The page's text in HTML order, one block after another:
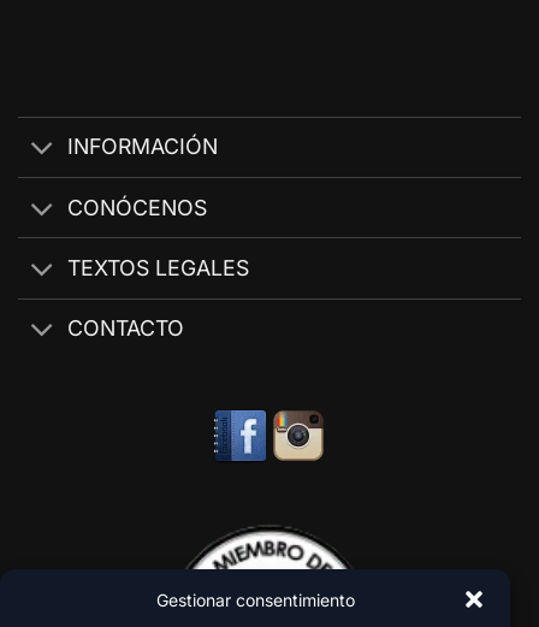
Gestionar consentimiento
INFORMACIÓN
CONÓCENOS
TEXTOS LEGALES
CONTACTO